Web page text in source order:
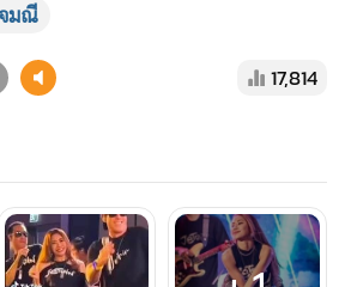
มณี
17,814